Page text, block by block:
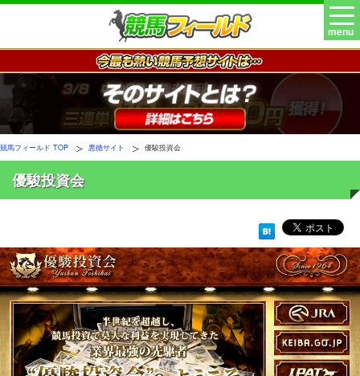
menu
競馬フィールド TOP 悪徳サイト 優駿投資会
優駿投資会